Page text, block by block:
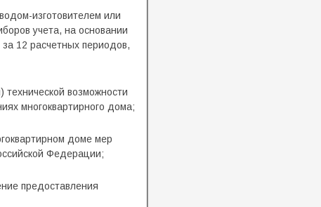
изготовителем или
учета, на основании
12 расчетных периодов,
технической возможности
многоквартирного дома;
доме мер
Федерации;
предоставления